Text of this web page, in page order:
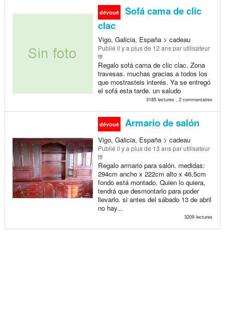
dévoué
Sofá cama de clic
clac
Vigo, Galicia, España > cadeau
Publié il y a plus de 12 anspar utilisateur
fff
Regalo sofá cama de clic clac. Zona
travesas. muchas gracias a todos los
que mostrasteis interés. Ya se entregó
el sofá esta tarde. un saludo
3185 lectures , 2 commentaires
dévoué Armario de salón
Vigo, Galicia, España > cadeau
Publié il y a plus de 13 anspar utilisateur
fff
Regalo armario para salón. medidas:
294cm ancho x 222cm alto x 46,5cm
fondo está montado. Quien lo quiera,
tendrá que desmontarlo para poder
llevarlo. si antes del sábado 13 de abril
no hay...
3209 lectures